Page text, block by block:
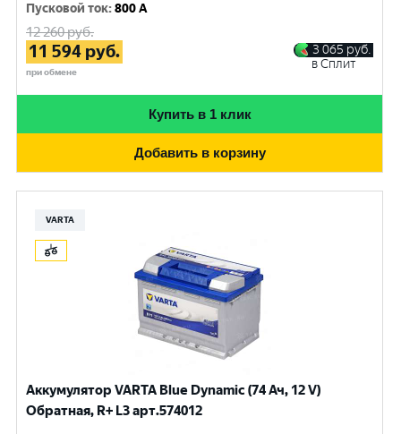
Пусковой ток:800 A
12 260руб.
11 594 руб.
при обмене
3 065 руб.
в Сплит
Купить в 1 клик
Добавить в корзину
VARTA
Аккумулятор VARTA Blue Dynamic (74 Ач, 12 V)
Обратная, R+ L3 арт.574012